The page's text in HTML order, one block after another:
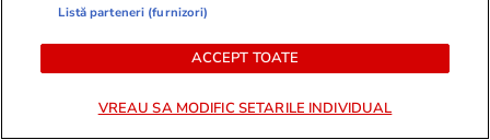
Opinii 23 iul.
Listă parteneri (furnizori)
ACCEPT TOATE
VREAU SA MODIFIC SETARILE INDIVIDUAL